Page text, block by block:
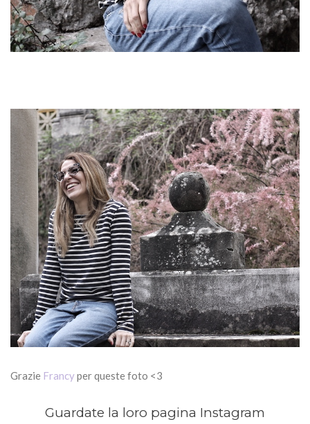
Grazie Francyper queste foto <3
Guardate la loro pagina Instagram